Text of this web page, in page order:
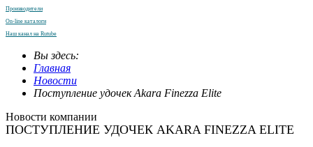
Производители
On-line каталоги
Наш канал на Rutube
Вы здесь:
Главная
Новости
Поступление удочек Akara Finezza Elite
Новости компании
ПОСТУПЛЕНИЕ УДОЧЕК AKARA FINEZZA ELITE